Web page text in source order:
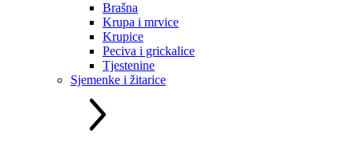
Brašna
Krupa i mrvice
Krupice
Peciva i grickalice
Tjestenine
Sjemenke i žitarice